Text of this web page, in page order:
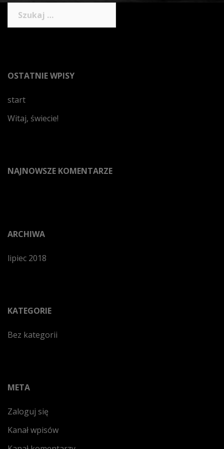
OSTATNIE WPISY
start
Witaj, świecie!
NAJNOWSZE KOMENTARZE
ARCHIWA
lipiec 2018
KATEGORIE
Bez kategorii
META
Zaloguj się
Kanał wpisów